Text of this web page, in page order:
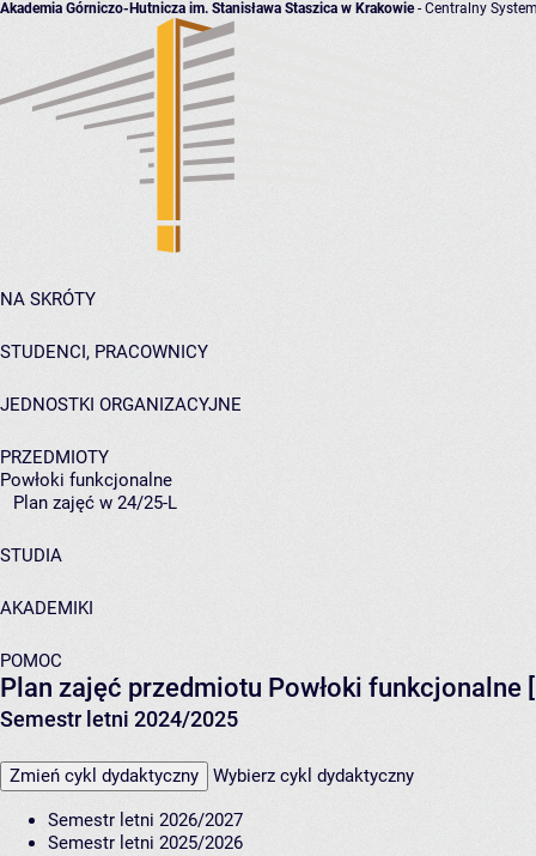
Akademia Górniczo-Hutnicza im. Stanisława Staszica w Krakowie- Centralny
NA SKRÓTY
STUDENCI, PRACOWNICY
JEDNOSTKI ORGANIZACYJNE
PRZEDMIOTY
Powłoki funkcjonalne
Plan zajęć w 24/25-L
STUDIA
AKADEMIKI
POMOC
Plan zajęć przedmiotu Powłoki funkcjonalne
Semestr letni 2024/2025
Zmień cykl dydaktyczny Wybierz cykl dydaktyczny
Semestr letni 2026/2027
Semestr letni 2025/2026